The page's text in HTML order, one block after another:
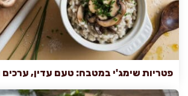
פטריות שימג'י במטבח: טעם עדין, ערכים